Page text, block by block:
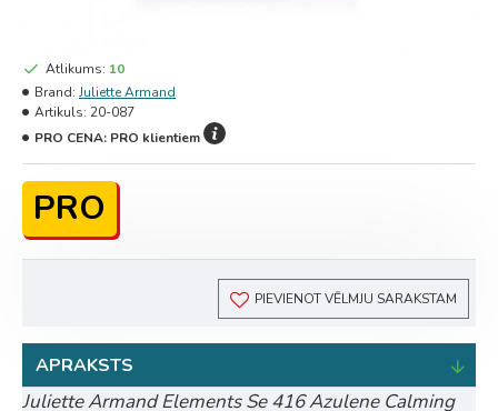
PRO
Atlikums: 10
Brand: Juliette Armand
Artikuls: 20-087
PRO CENA: PRO klientiem
PIEVIENOT VĒLMJU SARAKSTAM
APRAKSTS
Juliette Armand Elements Se 416 Azulene Calming